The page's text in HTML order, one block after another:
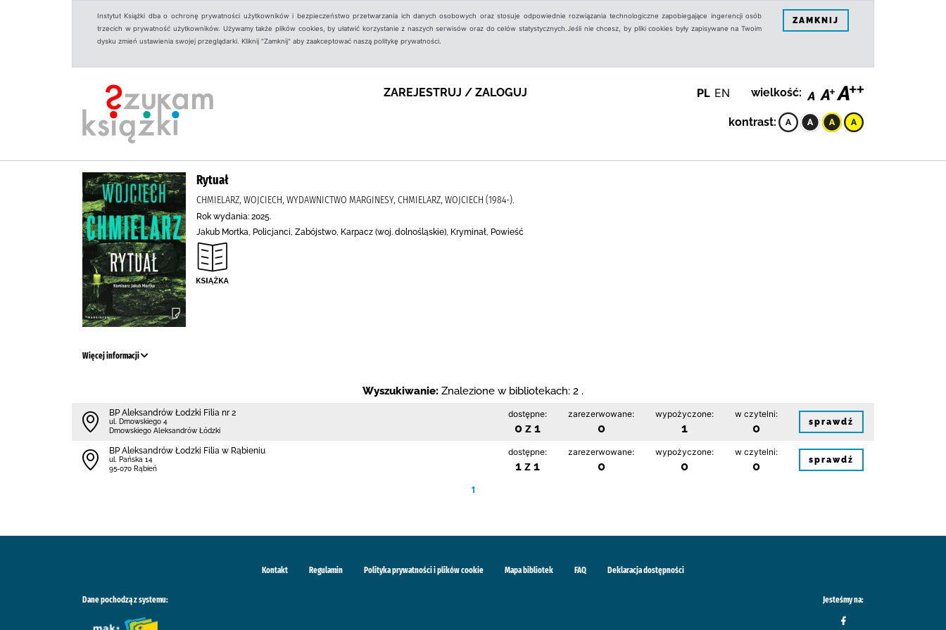
Instytut Książki dba o ochronę prywatności użytkowników i bezpieczeństwo przetwarzania ich danych osobowych oraz stosuje odpowiednie rozwiązania technologiczne zapobiegające ingerencji osób
trzecich w prywatność użytkowników. Używamy także plików cookies, by ułatwić korzystanie z naszych serwisów oraz do celów statystycznych.Jeśli nie chcesz, by pliki cookies były zapisywane na Twoim
dysku zmień ustawienia swojej przeglądarki. Kliknij "Zamknij" aby zaakceptować naszą politykę prywatności.
ZAMKNIJ
ZAREJESTRUJ / ZALOGUJ PL EN wielkość:
kontrast:
Rytuał
CHMIELARZ, WOJCIECH, WYDAWNICTWO MARGINESY, CHMIELARZ, WOJCIECH (1984-).
Rok wydania: 2025.
Jakub Mortka, Policjanci, Zabójstwo, Karpacz (woj. dolnośląskie), Kryminał, Powieść
Więcej informacji
Wyszukiwanie: Znalezione w bibliotekach: 2 .
BP Aleksandrów Łodzki Filia nr 2
ul. Dmowskiego 4
Dmowskiego Aleksandrów Łódzki
dostępne:
0 z 1
zarezerwowane:
0
wypożyczone:
1
w czytelni:
0 sprawdź
BP Aleksandrów Łodzki Filia w Rąbieniu
ul. Pańska 14
95-070 Rąbień
dostępne:
1 z 1
zarezerwowane:
0
wypożyczone:
0
w czytelni:
0 sprawdź
1
Kontakt Regulamin Polityka prywatności i plików cookie Mapa bibliotek FAQ Deklaracja dostępności
Dane pochodzą z systemu: Jesteśmy na: